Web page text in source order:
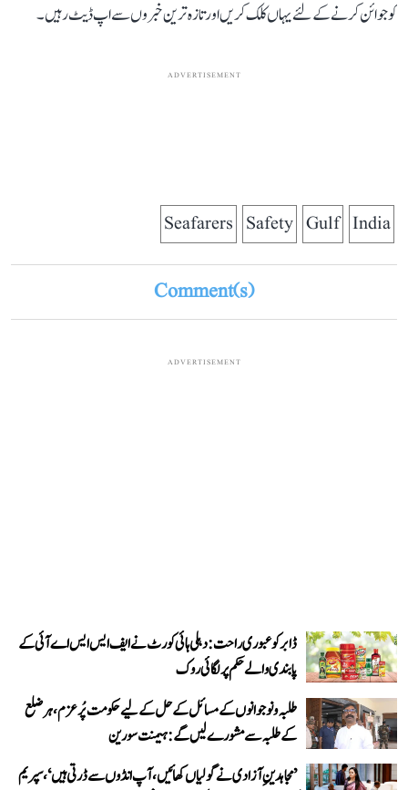
کو جوائن کرنے کے لئے یہاں کلک کریں اور تازہ ترین خبروں سے اپ ڈیٹ رہیں۔
ADVERTISEMENT
India
Gulf
Safety
Seafarers
Comment(s)
ADVERTISEMENT
ڈابر کو عبوری راحت: دہلی ہائی کورٹ نے ایف ایس ایس اے آئی کے
پابندی والے حکم پر لگائی روک
طلبہ و نوجوانوں کے مسائل کے حل کے لیے حکومت پُرعزم، ہر ضلع
کے طلبہ سے مشورے لیں گے: ہیمنت سورین
’مجاہدینِ آزادی نے گولیاں کھائیں، آپ انڈوں سے ڈرتی ہیں‘، سپریم